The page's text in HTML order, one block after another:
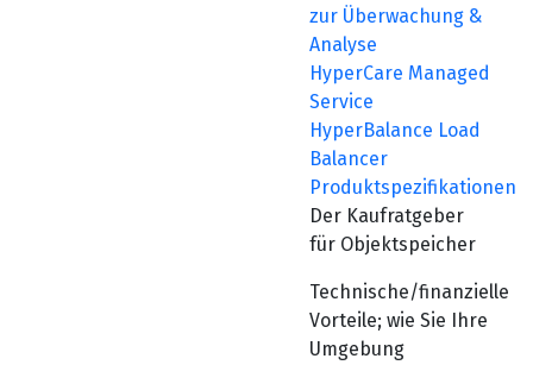
zur Überwachung &
Analyse
HyperCare Managed
Service
HyperBalance Load
Balancer
Produktspezifikationen
Der Kaufratgeber
für Objektspeicher
Technische/finanzielle
Vorteile; wie Sie Ihre
Umgebung